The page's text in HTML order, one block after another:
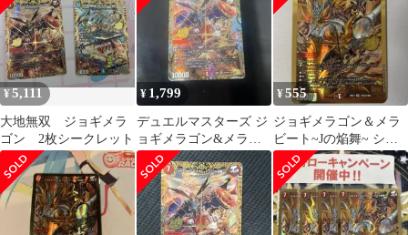
¥5,111
大地無双 ジョギメラ
ゴン 2枚シークレット
¥ 1,799
デュエルマスターズ ジ
ョギメラゴン&メラビ
ート〜Jの焔舞〜 シー
クレット
¥555
ジョギメラゴン＆メラ
ビート~Jの焔舞~ シー
クレット 金 1枚